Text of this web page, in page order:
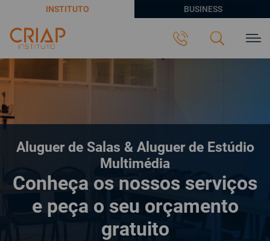
INSTITUTO BUSINESS
Aluguer de Salas & Aluguer de Estúdio
Multimédia
Conheça os nossos serviços
e peça o seu orçamento
gratuito